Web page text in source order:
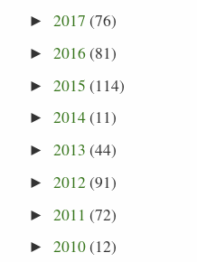
►2017 (76)
►2016(81)
►2015 (114)
►2014(11)
►2013 (44)
►2012(91)
►2011 (72)
►2010(12)